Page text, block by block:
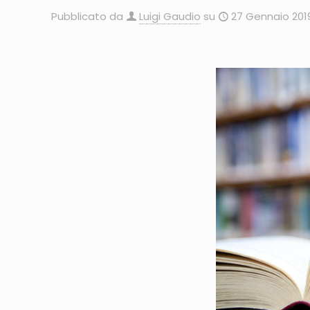
Pubblicato da Luigi Gaudio su 27 Gennaio